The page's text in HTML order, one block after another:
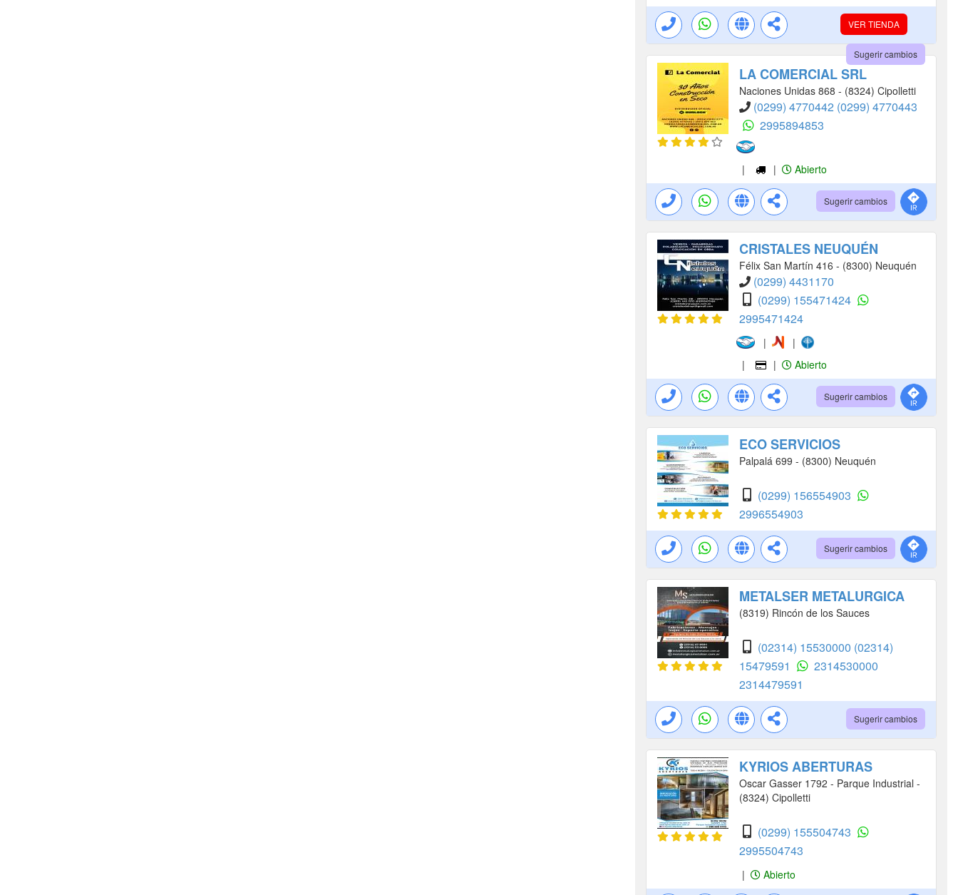
VER TIENDA
Sugerir cambios
LA COMERCIAL SRL
Naciones Unidas 868 - (8324) Cipolletti
(0299) 4770442 (0299) 4770443
2995894853
| | Abierto
Sugerir cambios
CRISTALES NEUQUÉN
Félix San Martín 416 - (8300) Neuquén
(0299) 4431170
(0299) 155471424
2995471424
|
|
|
| Abierto
Sugerir cambios
ECO SERVICIOS
Palpalá 699 - (8300) Neuquén
(0299) 156554903
2996554903
Sugerir cambios
METALSER METALURGICA
(8319) Rincón de los Sauces
(02314) 15530000 (02314)
15479591
2314530000
2314479591
Sugerir cambios
KYRIOS ABERTURAS
Oscar Gasser 1792 - Parque Industrial -
(8324) Cipolletti
(0299) 155504743
2995504743
| Abierto